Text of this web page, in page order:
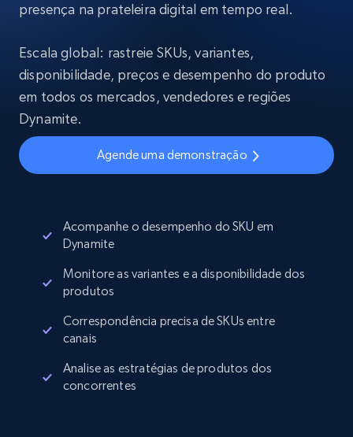
presença na prateleira digital em tempo real.
Escala global: rastreie SKUs, variantes,
disponibilidade, preços e desempenho do produto
em todos os mercados, vendedores e regiões
Dynamite.
Agende uma demonstração
Acompanhe o desempenho do SKU em
Dynamite
Monitore as variantes e a disponibilidade dos
produtos
Correspondência precisa de SKUs entre
canais
Analise as estratégias de produtos dos
concorrentes